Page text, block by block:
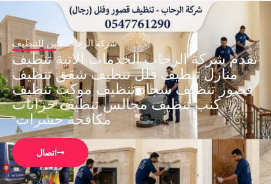
شركة الرحاب كلين للتنظيف
تقدم شركة الرحاب الخدمات الاتية تنظيف
منازل تنظيف فلل تنظيف شقق تنظيف
قصور تنظيف سجاد تنظيف موكت تنظيف
كنب تنظيف مجالس تنظيف خزانات
مكافحة حشرات
اتصال